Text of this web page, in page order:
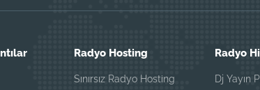
Radyo Hosting
Sınırsız Radyo Hosting
Radyo
Dj Yayın